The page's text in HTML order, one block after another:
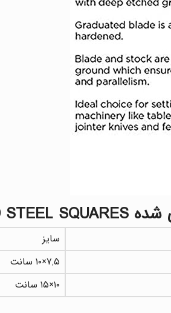
سایز
۷,۵×۱۰ سانت
۱۰×۱۵ سانت